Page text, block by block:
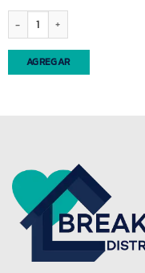
Colador n19 c/malla plastica
AGREGAR